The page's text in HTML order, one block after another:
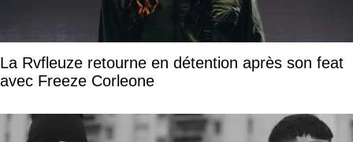
La Rvfleuze retourne en détention après son feat
avec Freeze Corleone